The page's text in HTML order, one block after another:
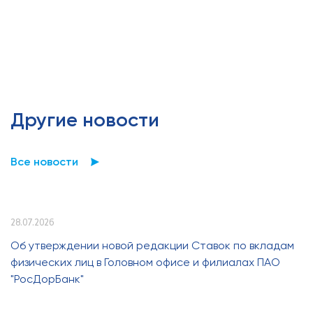
Другие новости
Все новости
28.07.2026
Об утверждении новой редакции Ставок по вкладам
физических лиц в Головном офисе и филиалах ПАО
"РосДорБанк"